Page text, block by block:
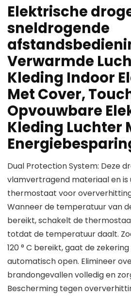
Elektrische
sneldrogende
Verwarmde
Kleding Indoor
Met Cover,
Opvouwbare
Kleding Luchter
Dual Protection System: Deze
vlamvertragend materiaal en
thermostaat voor
Wanneer de temperatuur van
bereikt, schakelt de
totdat de temperatuur daalt.
120 ° C bereikt, gaat de
automatisch open. Elimineer
brandongevallen volledig en
Bescherming tegen